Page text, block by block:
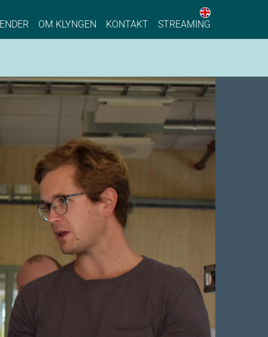
Process Industry
OM KLYNGEN KONTAKT STREAMING
English